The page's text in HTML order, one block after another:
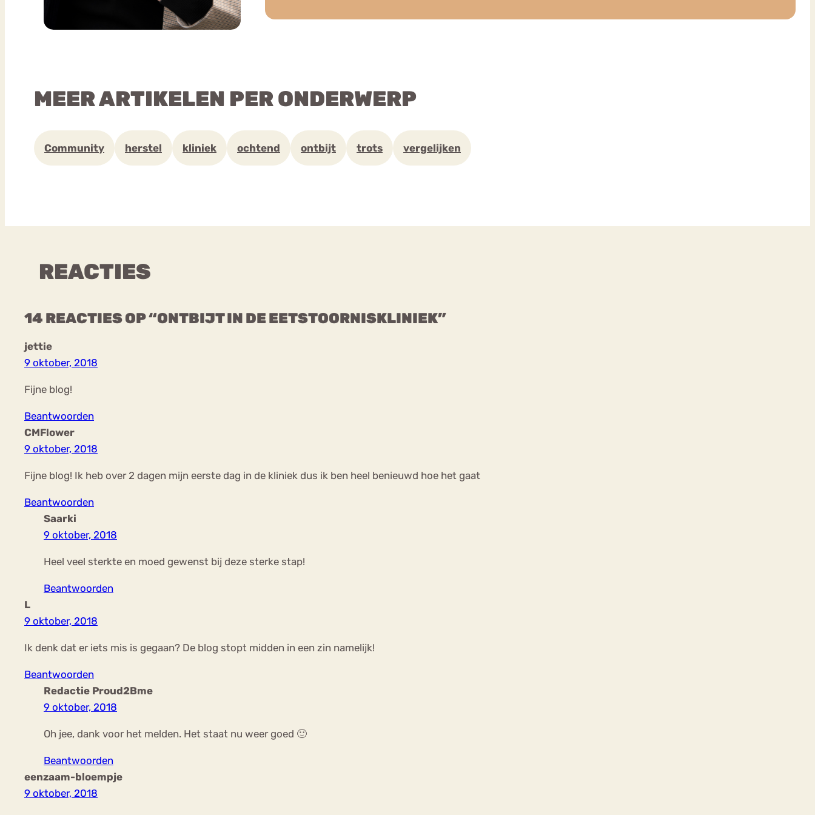
MEER ARTIKELEN PER ONDERWERP
Community herstel kliniek ochtend ontbijt trots vergelijken
REACTIES
14 REACTIES OP “ONTBIJT IN DE EETSTOORNISKLINIEK”
jettie
9 oktober, 2018
Fijne blog!
Beantwoorden
CMFlower
9 oktober, 2018
Fijne blog! Ik heb over 2 dagen mijn eerste dag in de kliniek dus ik ben heel benieuwd hoe het gaat
Beantwoorden
Saarki
9 oktober, 2018
Heel veel sterkte en moed gewenst bij deze sterke stap!
Beantwoorden
L
9 oktober, 2018
Ik denk dat er iets mis is gegaan? De blog stopt midden in een zin namelijk!
Beantwoorden
Redactie Proud2Bme
9 oktober, 2018
Oh jee, dank voor het melden. Het staat nu weer goed 🙂
Beantwoorden
eenzaam-bloempje
9 oktober, 2018